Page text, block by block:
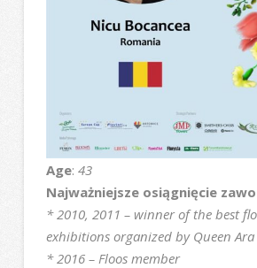
Age: 43
Najważniejsze osiągnięcie
* 2010, 2011 – winner of the best
exhibitions organized by Queen
* 2016 – Floos member